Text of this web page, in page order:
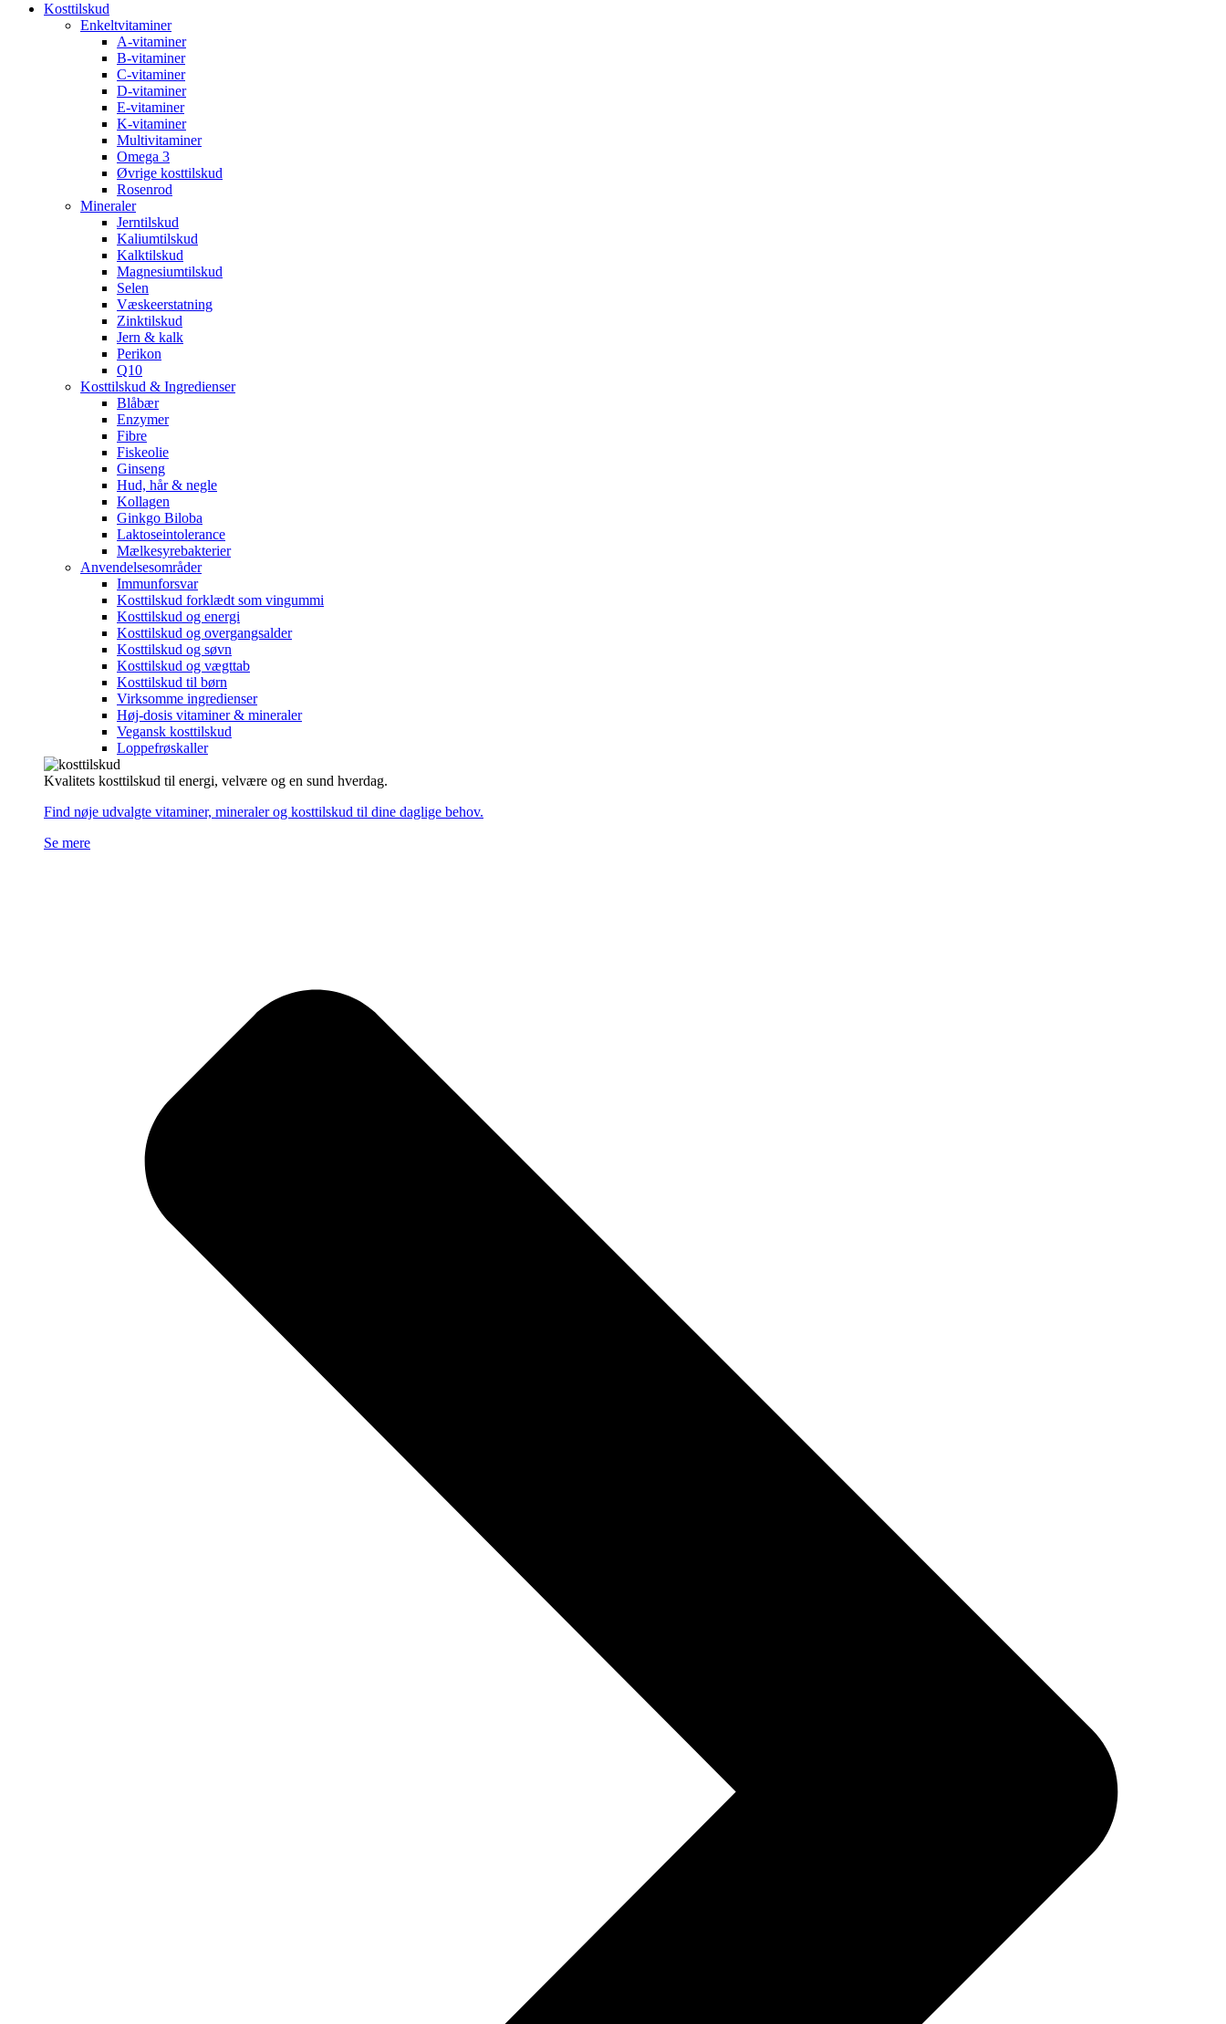
Kosttilskud
Enkeltvitaminer
A-vitaminer
B-vitaminer
C-vitaminer
D-vitaminer
E-vitaminer
K-vitaminer
Multivitaminer
Omega 3
Øvrige kosttilskud
Rosenrod
Mineraler
Jerntilskud
Kaliumtilskud
Kalktilskud
Magnesiumtilskud
Selen
Væskeerstatning
Zinktilskud
Jern & kalk
Perikon
Q10
Kosttilskud & Ingredienser
Blåbær
Enzymer
Fibre
Fiskeolie
Ginseng
Hud, hår & negle
Kollagen
Ginkgo Biloba
Laktoseintolerance
Mælkesyrebakterier
Anvendelsesområder
Immunforsvar
Kosttilskud forklædt som vingummi
Kosttilskud og energi
Kosttilskud og overgangsalder
Kosttilskud og søvn
Kosttilskud og vægttab
Kosttilskud til børn
Virksomme ingredienser
Høj-dosis vitaminer & mineraler
Vegansk kosttilskud
Loppefrøskaller
Kvalitets kosttilskud til energi, velvære og en sund hverdag.
Find nøje udvalgte vitaminer, mineraler og kosttilskud til dine daglige behov.
Se mere